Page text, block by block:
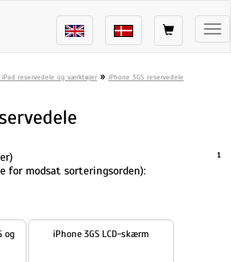
iPad reservedele og værktøjer » iPhone 3GS reservedele
1
for modsat sorteringsorden):
og
iPhone 3GS LCD-skærm